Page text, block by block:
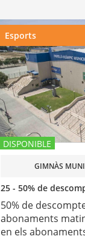
Esports
DISPONIBLE
GIMNÀS
25 - 50% de
50% de
abonaments
en els